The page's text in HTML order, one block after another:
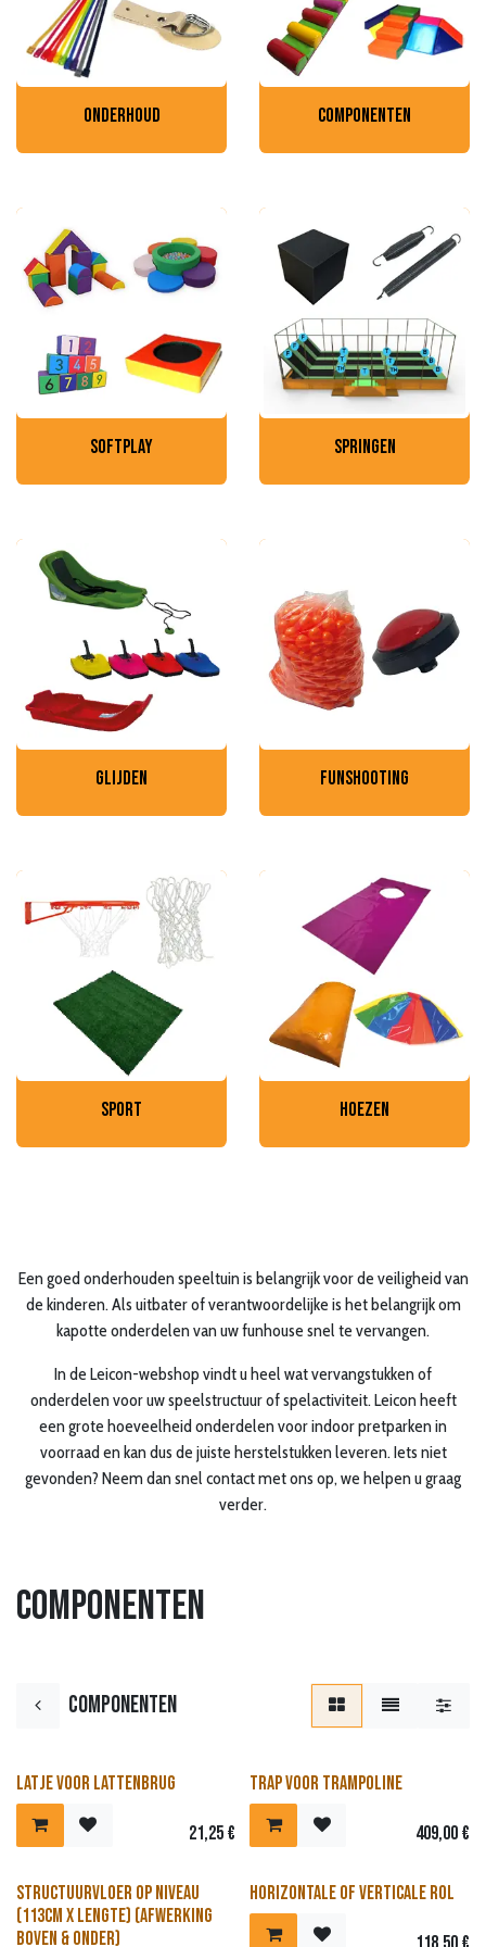
springen
softplay
componenten
onderhoud
glijden funshooting
sport hoezen
Een goed onderhouden speeltuin is belangrijk voor de veiligheid van
de kinderen. Als uitbater of verantwoordelijke is het belangrijk om
kapotte onderdelen van uw funhouse snel te vervangen.
In de Leicon-webshop vindt u heel wat vervangstukken of
onderdelen voor uw speelstructuur of spelactiviteit. Leicon heeft
een grote hoeveelheid onderdelen voor indoor pretparken in
voorraad en kan dus de juiste herstelstukken leveren. Iets niet
gevonden? Neem dan snel contact met ons op, we helpen u graag
verder.
Componenten
Componenten
Latje voor lattenbrug
21,25€
Trap voor trampoline
409,00€
Structuurvloer op niveau
(113cm x lengte) (afwerking
boven & onder)
Horizontale of verticale rol